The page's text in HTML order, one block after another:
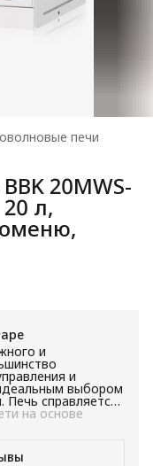
печи
20MWS-
л,
и
и
выбором
справляется
В целом,
тех, кто ищет
устройство для
на основе